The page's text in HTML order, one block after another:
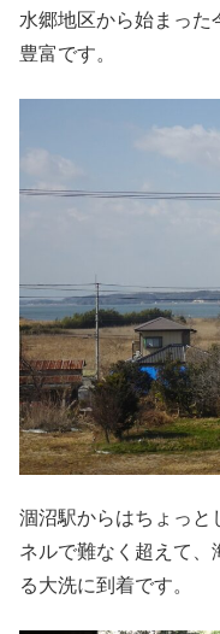
水郷地区から始まった
豊富です。
涸沼駅からはちょっと
ネルで難なく超えて、
る大洗に到着です。